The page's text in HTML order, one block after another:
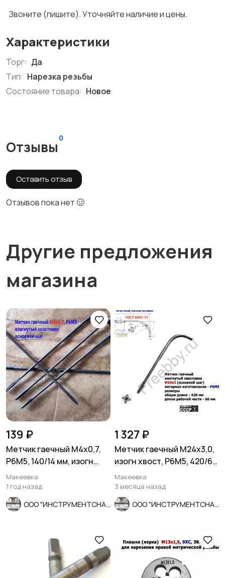
Звоните (пишите). Уточняйте наличие и цены.
Характеристики
Торг: Да
Тип: Нарезка резьбы
Состояние товара: Новое
Отзывы
0
Оставить отзыв
Отзывов пока нет 🥴
Другие предложения
магазина
139 ₽
Метчик гаечный М4х0,7,
Р6М5, 140/14 мм, изогн
хвост, основной шаг, ССС
Макеевка
1 год назад
1 327 ₽
Метчик гаечный М24х3,0,
изогн хвост, Р6М5, 420/60
мм, осн шаг, СССР.
Макеевка
3 месяца назад